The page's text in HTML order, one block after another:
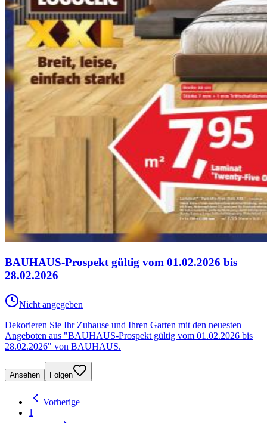
BAUHAUS-Prospekt gültig vom 01.02.2026 bis
28.02.2026
Nicht angegeben
Dekorieren Sie Ihr Zuhause und Ihren Garten mit den neuesten
Angeboten aus "BAUHAUS-Prospekt gültig vom 01.02.2026 bis
28.02.2026" von BAUHAUS.
Ansehen Folgen
Vorherige
1